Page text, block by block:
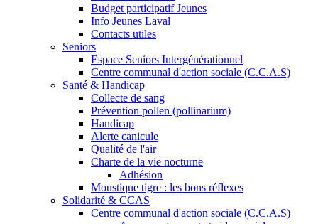
Budget participatif Jeunes
Info Jeunes Laval
Contacts utiles
Seniors
Espace Seniors Intergénérationnel
Centre communal d'action sociale (C.C.A.S)
Santé & Handicap
Collecte de sang
Prévention pollen (pollinarium)
Handicap
Alerte canicule
Qualité de l'air
Charte de la vie nocturne
Adhésion
Moustique tigre : les bons réflexes
Solidarité & CCAS
Centre communal d'action sociale (C.C.A.S)